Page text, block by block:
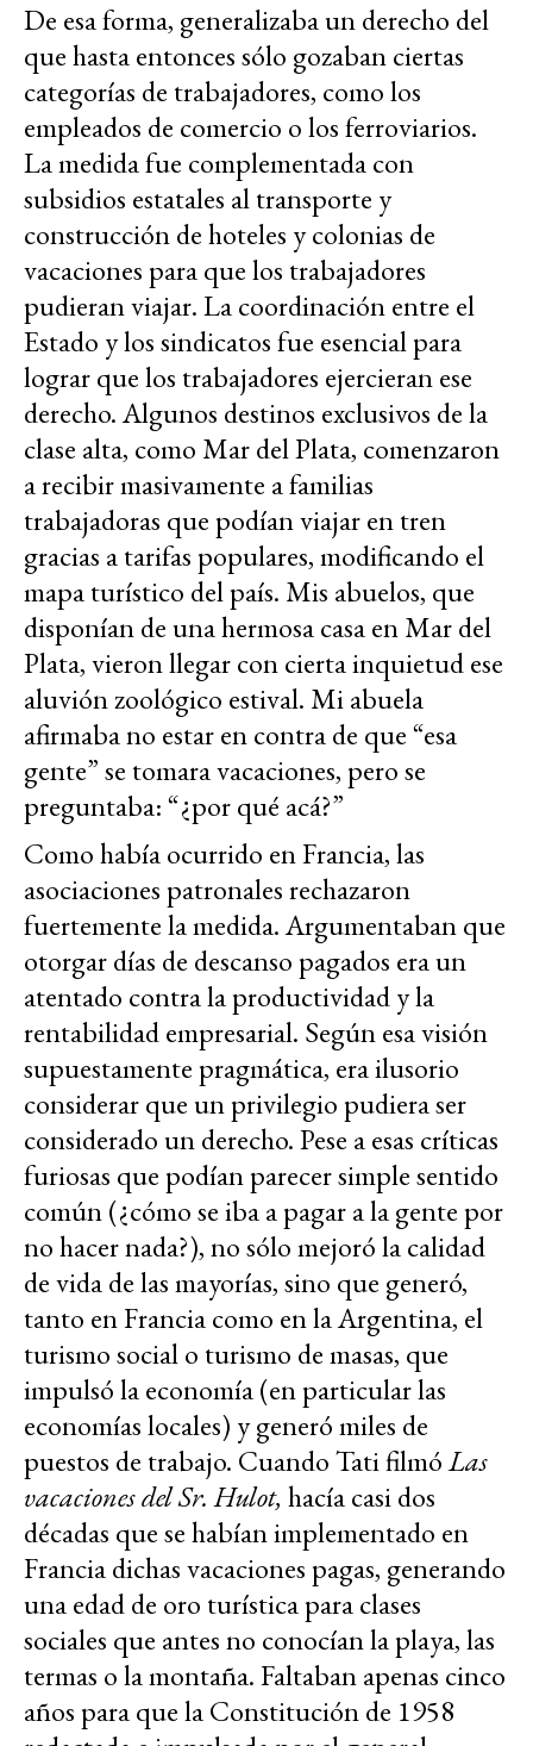
De esa forma, generalizaba un derecho del
que hasta entonces sólo gozaban ciertas
categorías de trabajadores, como los
empleados de comercio o los ferroviarios.
La medida fue complementada con
subsidios estatales al transporte y
construcción de hoteles y colonias de
vacaciones para que los trabajadores
pudieran viajar. La coordinación entre el
Estado y los sindicatos fue esencial para
lograr que los trabajadores ejercieran ese
derecho. Algunos destinos exclusivos de la
clase alta, como Mar del Plata, comenzaron
a recibir masivamente a familias
trabajadoras que podían viajar en tren
gracias a tarifas populares, modificando el
mapa turístico del país. Mis abuelos, que
disponían de una hermosa casa en Mar del
Plata, vieron llegar con cierta inquietud ese
aluvión zoológico estival. Mi abuela
afirmaba no estar en contra de que “esa
gente” se tomara vacaciones, pero se
preguntaba: “¿por qué acá?”
Como había ocurrido en Francia, las
asociaciones patronales rechazaron
fuertemente la medida. Argumentaban que
otorgar días de descanso pagados era un
atentado contra la productividad y la
rentabilidad empresarial. Según esa visión
supuestamente pragmática, era ilusorio
considerar que un privilegio pudiera ser
considerado un derecho. Pese a esas críticas
furiosas que podían parecer simple sentido
común (¿cómo se iba a pagar a la gente por
no hacer nada?), no sólo mejoró la calidad
de vida de las mayorías, sino que generó,
tanto en Francia como en la Argentina, el
turismo social o turismo de masas, que
impulsó la economía (en particular las
economías locales) y generó miles de
puestos de trabajo. Cuando Tati filmóLas
vacaciones del Sr. Hulot, hacía casi dos
décadas que se habían implementado en
Francia dichas vacaciones pagas, generando
una edad de oro turística para clases
sociales que antes no conocían la playa, las
termas o la montaña. Faltaban apenas cinco
años para que la Constitución de 1958